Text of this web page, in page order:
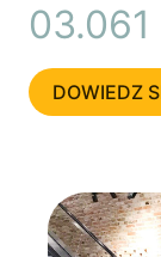
03.061
DOWIEDZ